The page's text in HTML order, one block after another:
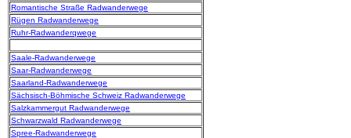
Romantische Straße Radwanderwege
Rügen Radwanderwege
Ruhr-Radwanderqwege
Saale-Radwanderwege
Saar-Radwanderwege
Saarland-Radwanderwege
Sächsisch-Böhmische Schweiz Radwanderwege
Salzkammergut Radwanderwege
Schwarzwald Radwanderwege
Spree-Radwanderwege